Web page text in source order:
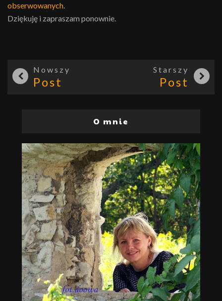
obserwowanych.
Dziękuję i zapraszam ponownie.
Nowszy
Post
Starszy
Post
O mnie